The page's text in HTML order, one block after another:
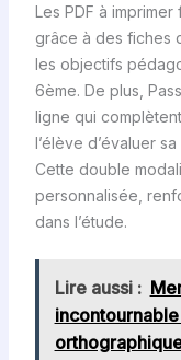
Les PDF à
grâce à des fiches
les objectifs
6ème. De plus,
ligne qui
l’élève d’évaluer
Cette double
personnalisée,
dans l’étude.
Lire aussi :